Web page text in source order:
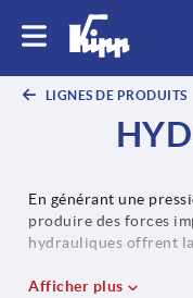
LIGNES DE PRODUITS
En générant une
produire des forces
hydrauliques offrent
à générer des forces
Afficher plus